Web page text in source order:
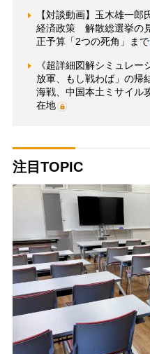
【対談動画】玉木雄一
経済政策 解散総選挙の
正予算「2つの死角」まで
《超詳細図解シミュレ
放軍、もし戦わば」の
海戦、中国本土ミサイル
在地
注目TOPIC